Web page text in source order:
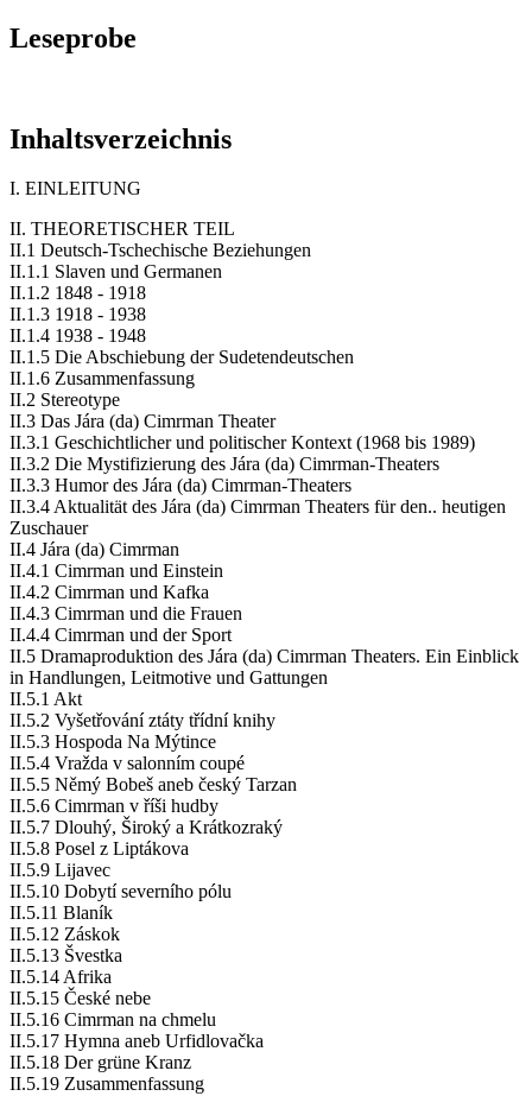
Leseprobe
Inhaltsverzeichnis
I. EINLEITUNG
II. THEORETISCHER TEIL
II.1 Deutsch-Tschechische Beziehungen
II.1.1 Slaven und Germanen
II.1.2 1848 - 1918
II.1.3 1918 - 1938
II.1.4 1938 - 1948
II.1.5 Die Abschiebung der Sudetendeutschen
II.1.6 Zusammenfassung
II.2 Stereotype
II.3 Das Jára (da) Cimrman Theater
II.3.1 Geschichtlicher und politischer Kontext (1968 bis 1989)
II.3.2 Die Mystifizierung des Jára (da) Cimrman-Theaters
II.3.3 Humor des Jára (da) Cimrman-Theaters
II.3.4 Aktualität des Jára (da) Cimrman Theaters für den.. heutigen
Zuschauer
II.4 Jára (da) Cimrman
II.4.1 Cimrman und Einstein
II.4.2 Cimrman und Kafka
II.4.3 Cimrman und die Frauen
II.4.4 Cimrman und der Sport
II.5 Dramaproduktion des Jára (da) Cimrman Theaters. Ein Einblick
in Handlungen, Leitmotive und Gattungen
II.5.1 Akt
II.5.2 Vyšetřování ztáty třídní knihy
II.5.3 Hospoda Na Mýtince
II.5.4 Vražda v salonním coupé
II.5.5 Němý Bobeš aneb český Tarzan
II.5.6 Cimrman v říši hudby
II.5.7 Dlouhý, Široký a Krátkozraký
II.5.8 Posel z Liptákova
II.5.9 Lijavec
II.5.10 Dobytí severního pólu
II.5.11 Blaník
II.5.12 Záskok
II.5.13 Švestka
II.5.14 Afrika
II.5.15 České nebe
II.5.16 Cimrman na chmelu
II.5.17 Hymna aneb Urfidlovačka
II.5.18 Der grüne Kranz
II.5.19 Zusammenfassung